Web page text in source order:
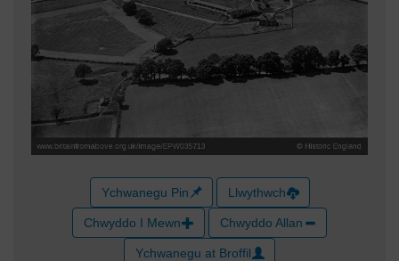
Ychwanegu Pin Llwythwch
Chwyddo I Mewn Chwyddo Allan
Ychwanegu at Broffil